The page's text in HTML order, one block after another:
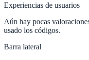
Experiencias de usuarios
Aún hay pocas
usado los códigos.
Barra lateral